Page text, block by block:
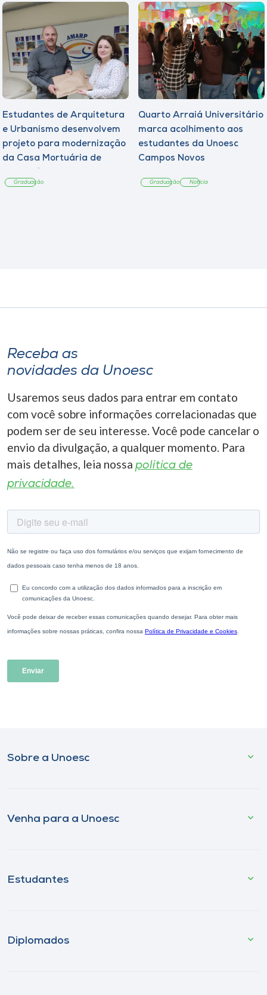
Estudantes de Arquitetura
e Urbanismo desenvolvem
projeto para modernização
da Casa Mortuária de
Graduação
Quarto Arraiá Universitário
marca acolhimento aos
estudantes da Unoesc
Campos Novos
Graduação Notícia
Receba as
novidades da Unoesc
Usaremos seus dados para entrar em contato
com você sobre informações correlacionadas que
podem ser de seu interesse. Você pode cancelar o
envio da divulgação, a qualquer momento. Para
mais detalhes, leia nossa política de
privacidade.
Sobre a Unoesc
Venha para a Unoesc
Estudantes
Diplomados